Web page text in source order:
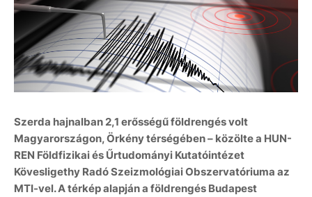
Szerda hajnalban 2,1 erősségű földrengés volt
Magyarországon, Örkény térségében – közölte a HUN-
REN Földfizikai és Űrtudományi Kutatóintézet
Kövesligethy Radó Szeizmológiai Obszervatóriuma az
MTI-vel. A térkép alapján a földrengés Budapest